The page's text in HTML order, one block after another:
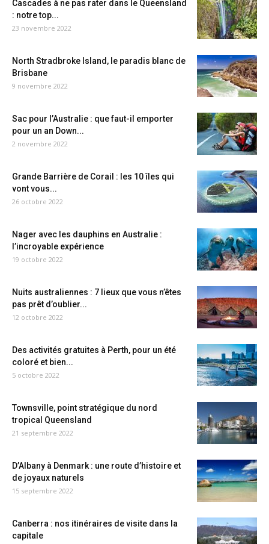
Cascades à ne pas rater dans le Queensland
: notre top...
23 novembre 2022
North Stradbroke Island, le paradis blanc de
Brisbane
9 novembre 2022
Sac pour l’Australie : que faut-il emporter
pour un an Down...
2 novembre 2022
Grande Barrière de Corail : les 10 îles qui
vont vous...
26 octobre 2022
Nager avec les dauphins en Australie :
l’incroyable expérience
19 octobre 2022
Nuits australiennes : 7 lieux que vous n’êtes
pas prêt d’oublier...
12 octobre 2022
Des activités gratuites à Perth, pour un été
coloré et bien...
5 octobre 2022
Townsville, point stratégique du nord
tropical Queensland
21 septembre 2022
D’Albany à Denmark : une route d’histoire et
de joyaux naturels
15 septembre 2022
Canberra : nos itinéraires de visite dans la
capitale